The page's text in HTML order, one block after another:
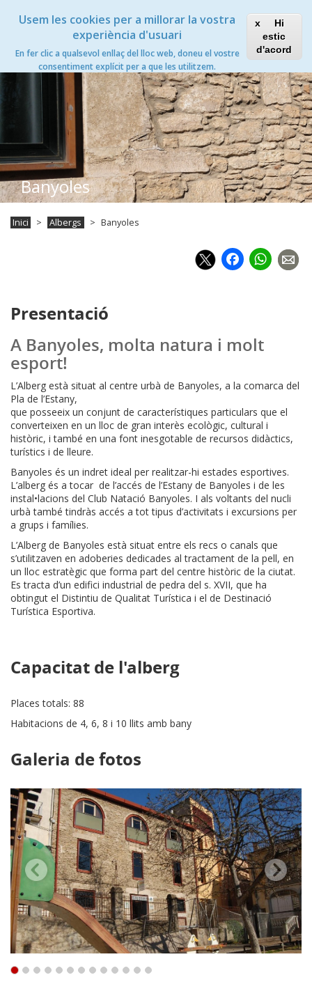
Usem les cookies per a millorar la vostra
experiència d'usuari
En fer clic a qualsevol enllaç del lloc web, doneu el vostre
consentiment explícit per a que les utilitzem.
Hi
estic
d'acord
Toggle
Xanascat
Toggle
navigation
Banyoles
Inici Albergs Banyoles
Presentació
A Banyoles, molta natura i molt
esport!
L’Alberg està situat al centre urbà de Banyoles, a la comarca del
Pla de l’Estany,
que posseeix un conjunt de característiques particulars que el
converteixen en un lloc de gran interès ecològic, cultural i
històric, i també en una font inesgotable de recursos didàctics,
turístics i de lleure.
Banyoles és un indret ideal per realitzar-hi estades esportives.
L’alberg és a tocar de l’accés de l’Estany de Banyoles i de les
instal•lacions del Club Natació Banyoles. I als voltants del nucli
urbà també tindràs accés a tot tipus d’activitats i excursions per
a grups i famílies.
L’Alberg de Banyoles està situat entre els recs o canals que
s’utilitzaven en adoberies dedicades al tractament de la pell, en
un lloc estratègic que forma part del centre històric de la ciutat.
Es tracta d’un edifici industrial de pedra del s. XVII, que ha
obtingut el Distintiu de Qualitat Turística i el de Destinació
Turística Esportiva.
Capacitat de l'alberg
Places totals: 88
Habitacions de 4, 6, 8 i 10 llits amb bany
Galeria de fotos